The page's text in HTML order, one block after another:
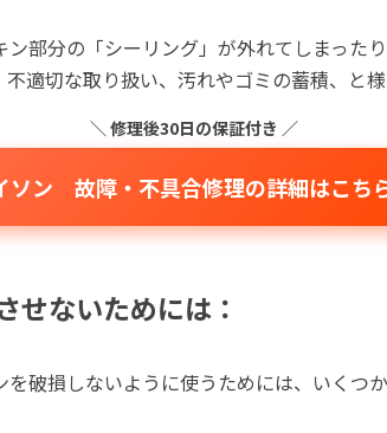
部分の「シーリング」が外れてしまった
適切な取り扱い、汚れやゴミの蓄積、と様
＼ 修理後30日の保証付き ／
ソン 故障・不具合修理の詳細はこち
せないためには：
破損しないように使うためには、いくつ